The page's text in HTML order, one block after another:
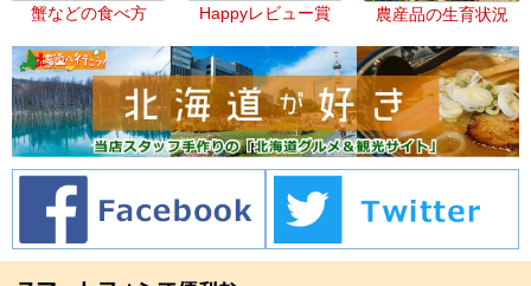
蟹などの食べ方 Happyレビュー賞 農産品の生育状況